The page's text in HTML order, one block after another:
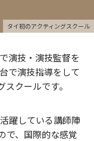
タイ初のアクティングスクール
演技・演技監督を
で演技指導をして
クールです。
躍している講師陣
で、国際的な感覚